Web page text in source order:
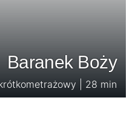
Baranek Boży
| 28 min